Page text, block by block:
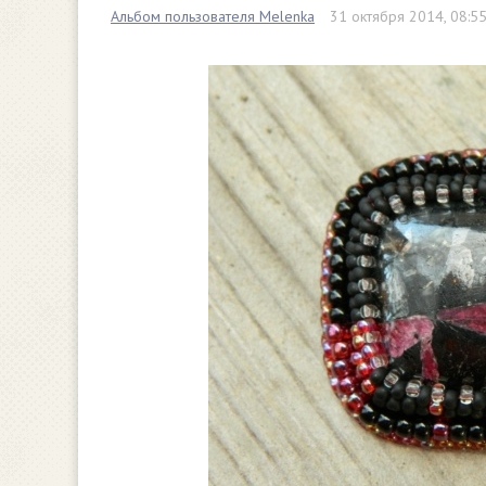
Альбом пользователя Melenka 31 октября 2014, 08:55